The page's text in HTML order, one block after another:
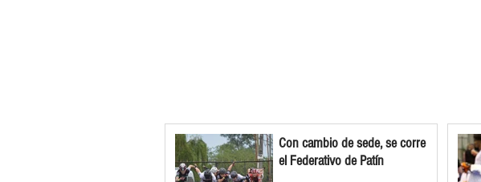
Con cambio de sede, se corre
el Federativo de Patín